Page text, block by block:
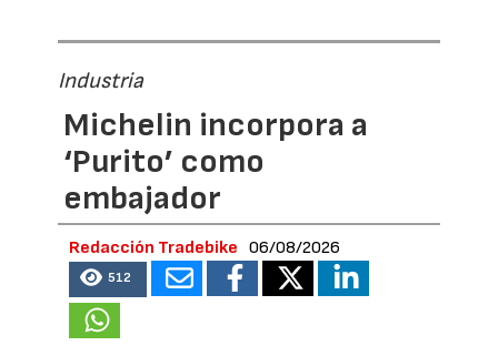
Industria
Michelin incorpora a
‘Purito’ como
embajador
Redacción Tradebike 06/08/2026
512